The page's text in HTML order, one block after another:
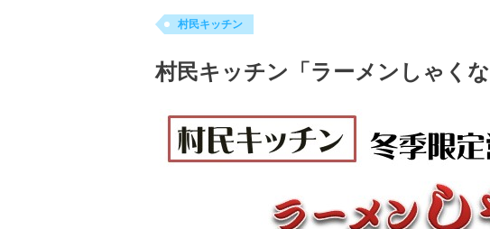
村民キッチン
村民キッチン「ラーメンしゃくな